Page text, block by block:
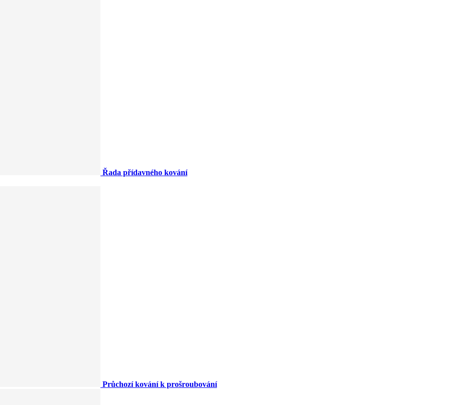
Řada přídavného kování
Průchozí kování k prošroubování